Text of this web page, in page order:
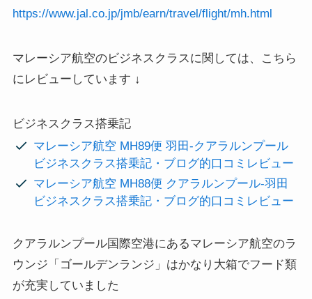
https://www.jal.co.jp/jmb/earn/travel/flight/mh.html
マレーシア航空のビジネスクラスに関しては、こちら
にレビューしています ↓
ビジネスクラス搭乗記
マレーシア航空 MH89便 羽田-クアラルンプール
ビジネスクラス搭乗記・ブログ的口コミレビュー
マレーシア航空 MH88便 クアラルンプール-羽田
ビジネスクラス搭乗記・ブログ的口コミレビュー
クアラルンプール国際空港にあるマレーシア航空のラ
ウンジ「ゴールデンランジ」はかなり大箱でフード類
が充実していました